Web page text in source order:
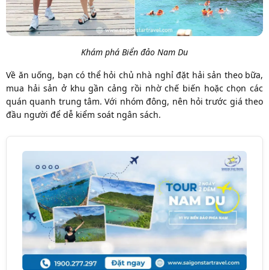
Khám phá Biển đảo Nam Du
Về ăn uống, bạn có thể hỏi chủ nhà nghỉ đặt hải sản theo bữa,
mua hải sản ở khu gần cảng rồi nhờ chế biến hoặc chọn các
quán quanh trung tâm. Với nhóm đông, nên hỏi trước giá theo
đầu người để dễ kiểm soát ngân sách.